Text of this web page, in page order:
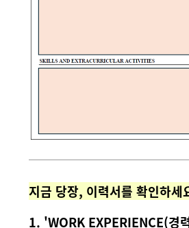
지금 당장, 이력서를 확인하세
1. 'WORK EXPERIENCE(경